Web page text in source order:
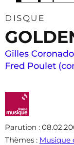
DISQUE
Gilles
Fred Poulet
Parution :
Thèmes : Musique